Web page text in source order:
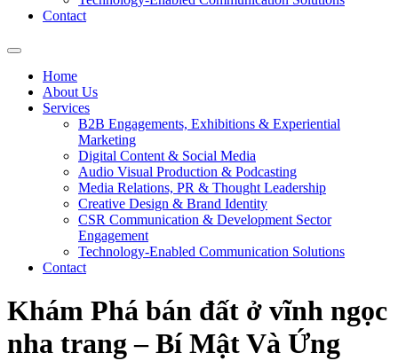
Contact
Home
About Us
Services
B2B Engagements, Exhibitions & Experiential
Marketing
Digital Content & Social Media
Audio Visual Production & Podcasting
Media Relations, PR & Thought Leadership
Creative Design & Brand Identity
CSR Communication & Development Sector
Engagement
Technology-Enabled Communication Solutions
Contact
Khám Phá bán đất ở vĩnh ngọc
nha trang – Bí Mật Và Ứng